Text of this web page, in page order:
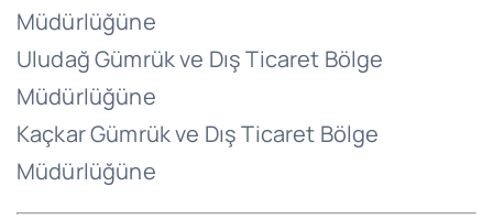
Müdürlüğüne
Uludağ Gümrük ve Dış Ticaret Bölge
Müdürlüğüne
Kaçkar Gümrük ve Dış Ticaret Bölge
Müdürlüğüne